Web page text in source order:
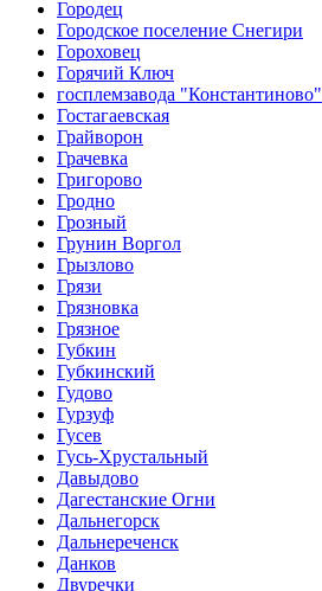
Городец
Городское поселение Снегири
Гороховец
Горячий Ключ
госплемзавода "Константиново"
Гостагаевская
Грайворон
Грачевка
Григорово
Гродно
Грозный
Грунин Воргол
Грызлово
Грязи
Грязновка
Грязное
Губкин
Губкинский
Гудово
Гурзуф
Гусев
Гусь-Хрустальный
Давыдово
Дагестанские Огни
Дальнегорск
Дальнереченск
Данков
Двуречки